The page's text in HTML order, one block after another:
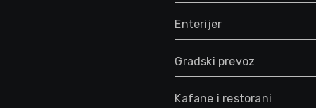
Enterijer
Gradski prevoz
Kafane i restorani